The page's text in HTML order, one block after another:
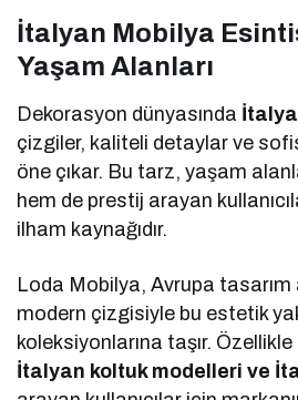
İtalyan Mobilya
Yaşam Alanları
Dekorasyon dünyasında
çizgiler, kaliteli detaylar ve
öne çıkar. Bu tarz, yaşam
hem de prestij arayan
ilham kaynağıdır.
Loda Mobilya, Avrupa tasarım
modern çizgisiyle bu estetik
koleksiyonlarına taşır. Özellikle
İtalyan koltuk modelleri ve